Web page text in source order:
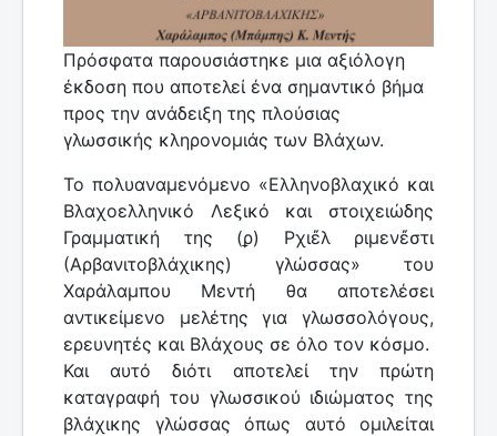
Πρόσφατα παρουσιάστηκε μια αξιόλογη
έκδοση που αποτελεί ένα σημαντικό βήμα
προς την ανάδειξη της πλούσιας
γλωσσικής κληρονομιάς των Βλάχων.
Το πολυαναμενόμενο «Ελληνοβλαχικό και
Βλαχοελληνικό Λεξικό και στοιχειώδης
Γραμματική της (ϼ) Ρχιἔλ ριμενἔστι
(Αρβανιτοβλάχικης) γλώσσας» του
Χαράλαμπου Μεντή θα αποτελέσει
αντικείμενο μελέτης για γλωσσολόγους,
ερευνητές και Βλάχους σε όλο τον κόσμο.
Και αυτό διότι αποτελεί την πρώτη
καταγραφή του γλωσσικού ιδιώματος της
βλάχικης γλώσσας όπως αυτό ομιλείται